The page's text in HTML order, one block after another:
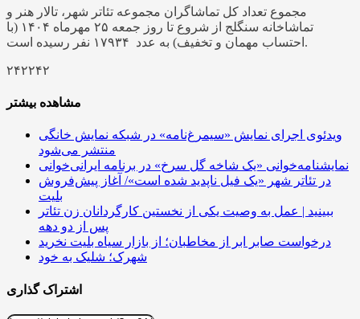
مجموع تعداد کل تماشاگران مجموعه تئاتر شهر، تالار هنر و
تماشاخانه سنگلج از شروع تا روز جمعه ۲۵ مهرماه ۱۴۰۴ (با
احتساب مهمان و تخفیف) به عدد ۱۷۹۳۴ نفر رسیده است.
۲۴۲۲۴۲
مشاهده بیشتر
ویدئوی اجرای نمایش «سیمرغ‌نامه» در شبکه نمایش خانگی
منتشر می‌شود
نمایشنامه‌خوانی «​​​​​​​یک شاخه گل سرخ» در برنامه ایرانی‌خوانی
در تئاتر شهر «یک فیل ناپدید شده است»/ آغاز پیش‌فروش
بلیت
ببینید | عمل به وصیت یکی از نخستین کارگردانان زن تئاتر
پس از دو دهه
درخواست صابر ابر از مخاطبان؛ از بازار سیاه بلیت نخرید
شهرک؛ شلیک به خود
اشتراک گذاری